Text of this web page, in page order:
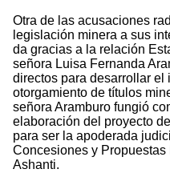
Otra de las acusaciones
legislación minera a sus
da gracias a la relación
señora Luisa Fernanda
directos para desarrollar el
otorgamiento de títulos
señora Aramburo fungió
elaboración del proyecto
para ser la apoderada
Concesiones y
Ashanti.